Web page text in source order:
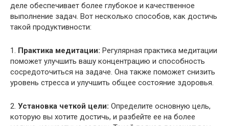
деле обеспечивает более глубокое и качественное
выполнение задач. Вот несколько способов, как достичь
такой продуктивности:
1. Практика медитации: Регулярная практика медитации
поможет улучшить вашу концентрацию и способность
сосредоточиться на задаче. Она также поможет снизить
уровень стресса и улучшить общее состояние здоровья.
2. Установка четкой цели: Определите основную цель,
которую вы хотите достичь, и разбейте ее на более